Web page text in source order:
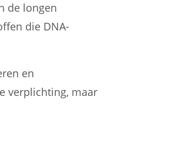
de longen
die DNA-
en
verplichting, maar